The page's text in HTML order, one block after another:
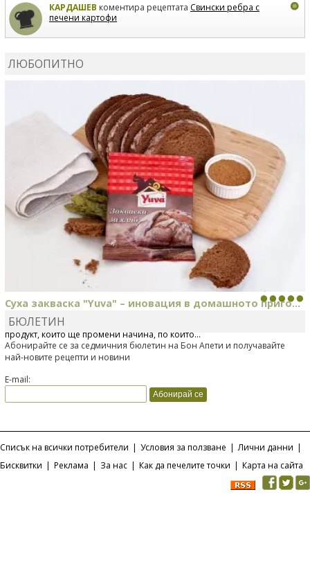
КАРДАШЕВ коментира рецептата Свински ребра с
печени картофи
ЛЮБОПИТНО
Суха закваска "Yuva" – иновация в домашното приго...
Отскоро Лесафр България стартира предлагането на изцяло нов
продукт, който ще промени начина, по който...
БЮЛЕТИН
Абонирайте се за седмичния бюлетин на Бон Апети и получавайте
най-новите рецепти и новини
E-mail:
Списък на всички потребители | Условия за ползване | Лични данни |
Бисквитки | Реклама | За нас | Как да печелите точки | Карта на сайта